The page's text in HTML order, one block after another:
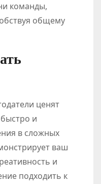
команды,
общему
ценят
и
в сложных
ваш
и
подходить к